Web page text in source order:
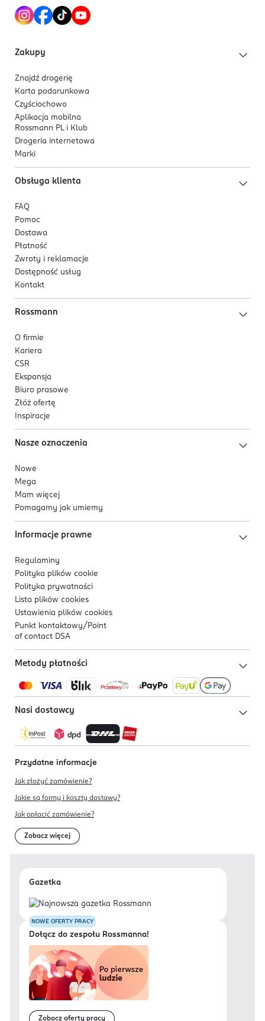
Zakupy
Znajdź drogerię
Karta podarunkowa
Czyściochowo
Aplikacja mobilna
Rossmann PL i Klub
Drogeria internetowa
Marki
Obsługa klienta
FAQ
Pomoc
Dostawa
Płatność
Zwroty i reklamacje
Dostępność usług
Kontakt
Rossmann
O firmie
Kariera
CSR
Ekspansja
Biuro prasowe
Złóż ofertę
Inspiracje
Nasze oznaczenia
Nowe
Mega
Mam więcej
Pomagamy jak umiemy
Informacje prawne
Regulaminy
Polityka plików cookie
Polityka prywatności
Lista plików cookies
Ustawienia plików cookies
Punkt kontaktowy/ Point
of contact DSA
Metody płatności
Nasi dostawcy
Przydatne informacje
Jak złożyć zamówienie?
Jakie są formy i koszty dostawy?
Jak opłacić zamówienie?
Zobacz więcej
Gazetka
NOWE OFERTY PRACY
Dołącz do zespołu Rossmanna!
Zobacz oferty pracy